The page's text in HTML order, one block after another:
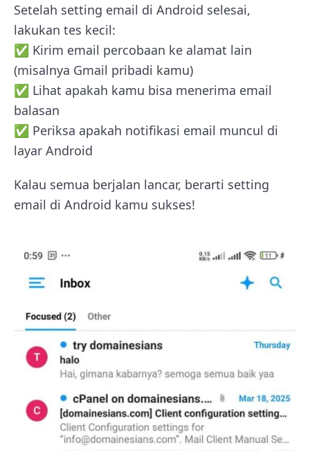
Setelah setting email di Android selesai,
lakukan tes kecil:
✅ Kirim email percobaan ke alamat lain
(misalnya Gmail pribadi kamu)
✅ Lihat apakah kamu bisa menerima email
balasan
✅ Periksa apakah notifikasi email muncul di
layar Android
Kalau semua berjalan lancar, berarti setting
email di Android kamu sukses!